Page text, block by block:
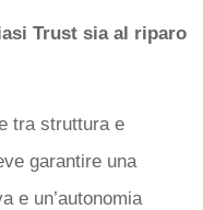
Trust sia al riparo
tra struttura e
garantire una
e un’autonomia